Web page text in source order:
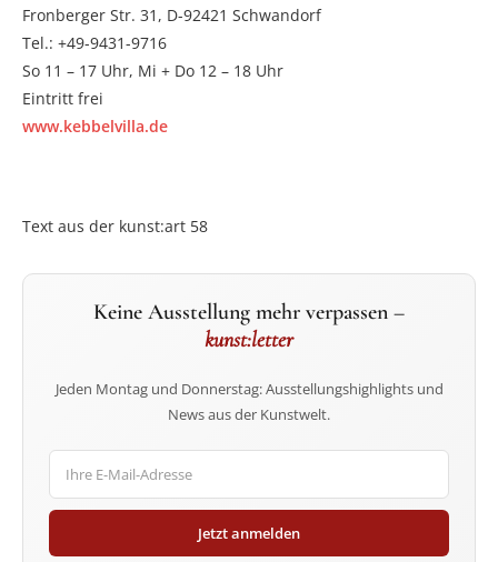
Fronberger Str. 31, D-92421 Schwandorf
Tel.: +49-9431-9716
So 11 – 17 Uhr, Mi + Do 12 – 18 Uhr
Eintritt frei
www.kebbelvilla.de
Text aus der kunst:art 58
Keine Ausstellung mehr verpassen –
kunst:letter
Jeden Montag und Donnerstag: Ausstellungshighlights und
News aus der Kunstwelt.
Jetzt anmelden